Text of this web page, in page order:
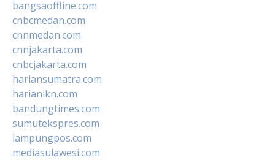
bangsaoffline.com
cnbcmedan.com
cnnmedan.com
cnnjakarta.com
cnbcjakarta.com
hariansumatra.com
harianikn.com
bandungtimes.com
sumutekspres.com
lampungpos.com
mediasulawesi.com